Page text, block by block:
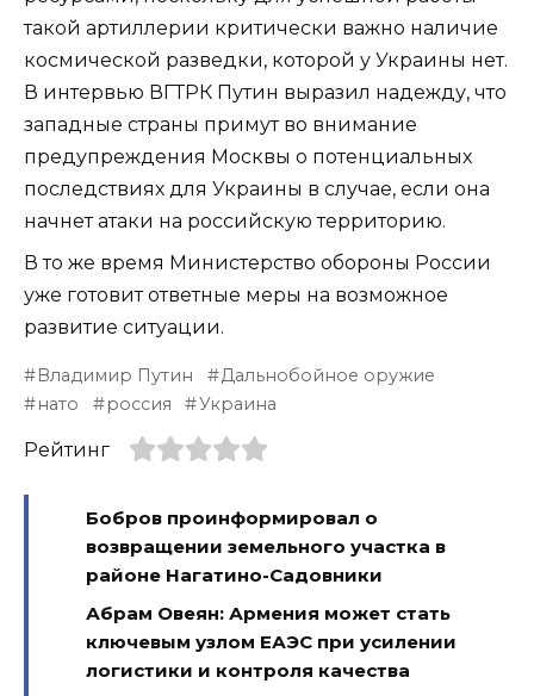
такой артиллерии критически важно наличие
космической разведки, которой у Украины нет.
В интервью ВГТРК Путин выразил надежду, что
западные страны примут во внимание
предупреждения Москвы о потенциальных
последствиях для Украины в случае, если она
начнет атаки на российскую территорию.
В то же время Министерство обороны России
уже готовит ответные меры на возможное
развитие ситуации.
Владимир Путин
Дальнобойное оружие
нато
россия Украина
Рейтинг
Бобров проинформировал о
возвращении земельного участка в
районе Нагатино-Садовники
Абрам Овеян: Армения может стать
ключевым узлом ЕАЭС при усилении
логистики и контроля качества